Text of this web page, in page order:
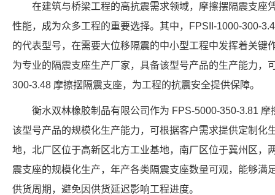
在建筑与桥梁工程的高抗震需求领域，摩擦摆隔震支座
性能，成为众多工程的重要选择。其中，FPSII-1000-300-
的代表型号，在需要大位移隔震的中小型工程中发挥着关键
为专业的隔震支座生产厂家，具备该型号产品的生产能力，
300-3.48 摩擦摆隔震支座，为工程的抗震安全提供保障。
衡水双林橡胶制品有限公司作为 FPS-5000-350-3.81
该型号产品的规模化生产能力，可根据客户需求提供定制化
地，北厂区位于高新区北方工业基地，南厂区位于冀州区，
震支座的规模化生产，年产各类隔震支座数量可观，能够满
供货周期，避免因供货延迟影响工程进度。